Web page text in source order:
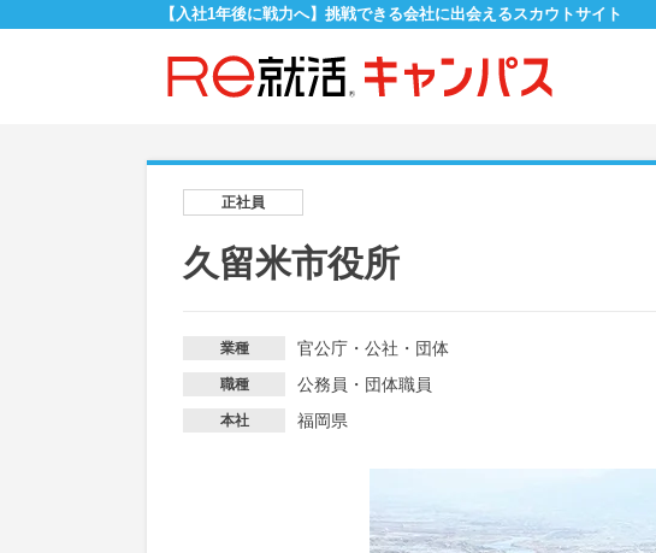
【入社1年後に戦力へ】挑戦できる会社に出会えるスカウトサイト
正社員
久留米市役所
業種 官公庁・公社・団体
職種 公務員・団体職員
本社 福岡県